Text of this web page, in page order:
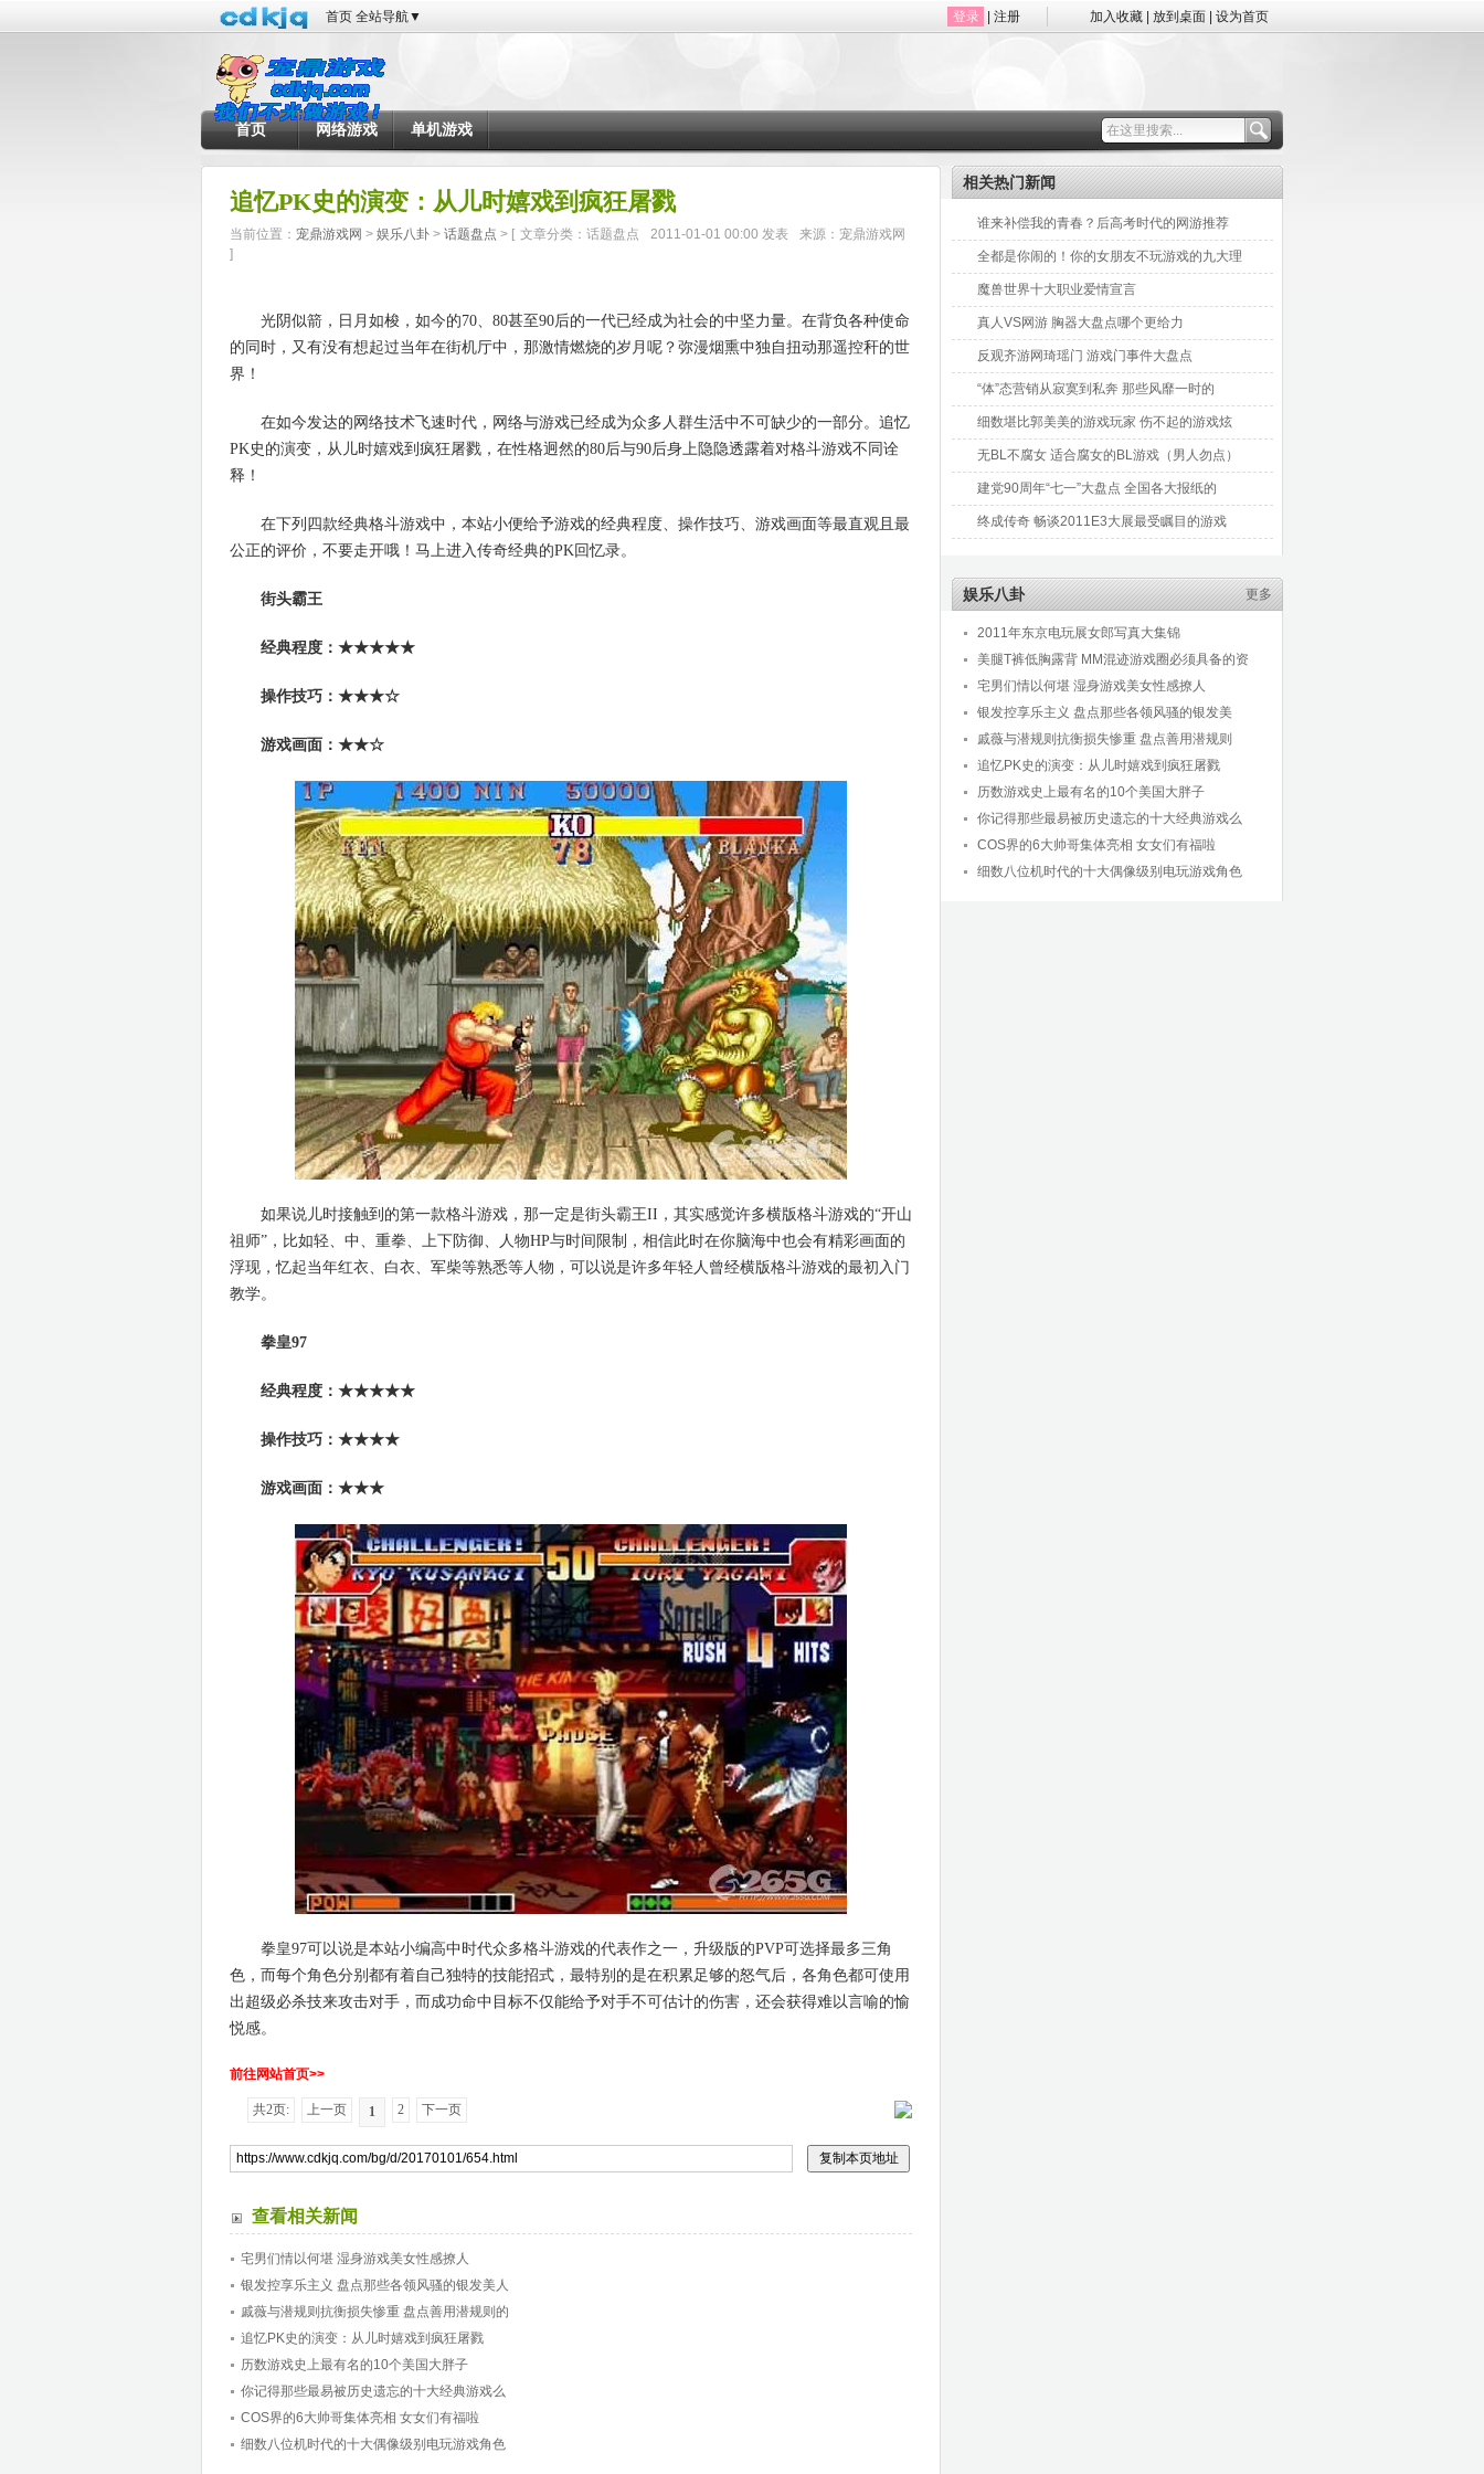
首页 全站导航▼ 登录 注册 加入收藏 放到桌面 设为首页
首页 网络游戏 单机游戏
追忆PK史的演变：从儿时嬉戏到疯狂屠戮
当前位置： 宠鼎游戏网 > 娱乐八卦 > 话题盘点 > [ 文章分类：话题盘点 2011-01-01 00:00 发表
来源：宠鼎游戏网
]
光阴似箭，日月如梭，如今的70、80甚至90后的一代已经成为社会的中坚力量。在背负各种使命
的同时，又有没有想起过当年在街机厅中，那激情燃烧的岁月呢？弥漫烟熏中独自扭动那遥控秆的世
界！
在如今发达的网络技术飞速时代，网络与游戏已经成为众多人群生活中不可缺少的一部分。追忆
PK史的演变，从儿时嬉戏到疯狂屠戮，在性格迥然的80后与90后身上隐隐透露着对格斗游戏不同诠
释！
在下列四款经典格斗游戏中，本站小便给予游戏的经典程度、操作技巧、游戏画面等最直观且最
公正的评价，不要走开哦！马上进入传奇经典的PK回忆录。
街头霸王
经典程度：★★★★★
操作技巧：★★★☆
游戏画面：★★☆
如果说儿时接触到的第一款格斗游戏，那一定是街头霸王II，其实感觉许多横版格斗游戏的“开山
祖师”，比如轻、中、重拳、上下防御、人物HP与时间限制，相信此时在你脑海中也会有精彩画面的
浮现，忆起当年红衣、白衣、军柴等熟悉等人物，可以说是许多年轻人曾经横版格斗游戏的最初入门
教学。
拳皇97
经典程度：★★★★★
操作技巧：★★★★
游戏画面：★★★
拳皇97可以说是本站小编高中时代众多格斗游戏的代表作之一，升级版的PVP可选择最多三角
色，而每个角色分别都有着自己独特的技能招式，最特别的是在积累足够的怒气后，各角色都可使用
出超级必杀技来攻击对手，而成功命中目标不仅能给予对手不可估计的伤害，还会获得难以言喻的愉
悦感。
前往网站首页>>
共2页: 上一页 1 2 下一页
查看相关新闻
宅男们情以何堪 湿身游戏美女性感撩人
银发控享乐主义 盘点那些各领风骚的银发美人
戚薇与潜规则抗衡损失惨重 盘点善用潜规则的
追忆PK史的演变：从儿时嬉戏到疯狂屠戮
历数游戏史上最有名的10个美国大胖子
你记得那些最易被历史遗忘的十大经典游戏么
COS界的6大帅哥集体亮相 女女们有福啦
细数八位机时代的十大偶像级别电玩游戏角色
相关热门新闻
谁来补偿我的青春？后高考时代的网游推荐
全都是你闹的！你的女朋友不玩游戏的九大理
魔兽世界十大职业爱情宣言
真人VS网游 胸器大盘点哪个更给力
反观齐游网琦瑶门 游戏门事件大盘点
“体”态营销从寂寞到私奔 那些风靡一时的
细数堪比郭美美的游戏玩家 伤不起的游戏炫
无BL不腐女 适合腐女的BL游戏（男人勿点）
建党90周年“七一”大盘点 全国各大报纸的
终成传奇 畅谈2011E3大展最受瞩目的游戏
娱乐八卦 更多
2011年东京电玩展女郎写真大集锦
美腿T裤低胸露背 MM混迹游戏圈必须具备的资
宅男们情以何堪 湿身游戏美女性感撩人
银发控享乐主义 盘点那些各领风骚的银发美
戚薇与潜规则抗衡损失惨重 盘点善用潜规则
追忆PK史的演变：从儿时嬉戏到疯狂屠戮
历数游戏史上最有名的10个美国大胖子
你记得那些最易被历史遗忘的十大经典游戏么
COS界的6大帅哥集体亮相 女女们有福啦
细数八位机时代的十大偶像级别电玩游戏角色